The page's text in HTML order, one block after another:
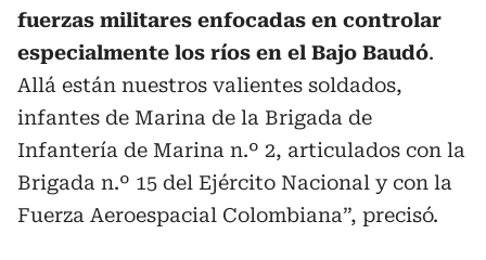
fuerzas militares enfocadas en controlar
especialmente los ríos en el Bajo Baudó.
Allá están nuestros valientes soldados,
infantes de Marina de la Brigada de
Infantería de Marina n.º 2, articulados con la
Brigada n.º 15 del Ejército Nacional y con la
Fuerza Aeroespacial Colombiana”, precisó.